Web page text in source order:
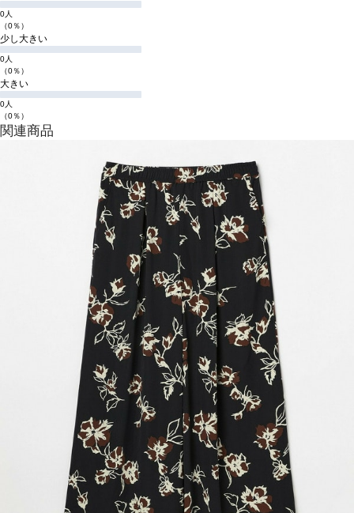
0人
（0％）
少し大きい
0人
（0％）
大きい
0人
（0％）
関連商品